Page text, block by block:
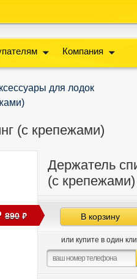
Компания
для лодок
(с крепежами)
Держатель
(с крепежами)
В корзину
или купите в один
890 руб